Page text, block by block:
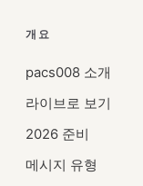
개요
pacs008 소개
라이브로 보기
2026 준비
메시지 유형